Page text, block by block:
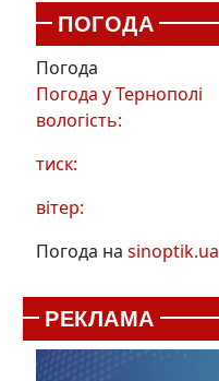
ПОГОДА
Погода
Погода уТернополі
вологість:
тиск:
вітер:
Погода на sinoptik.ua
РЕКЛАМА